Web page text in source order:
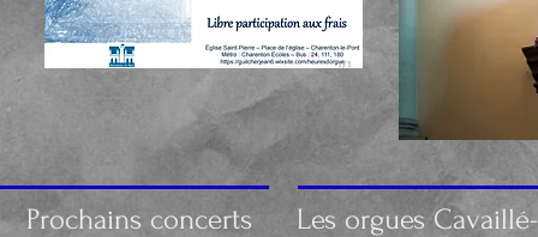
Prochains concerts Les orgues